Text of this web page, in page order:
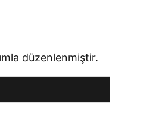
düzenlenmiştir.